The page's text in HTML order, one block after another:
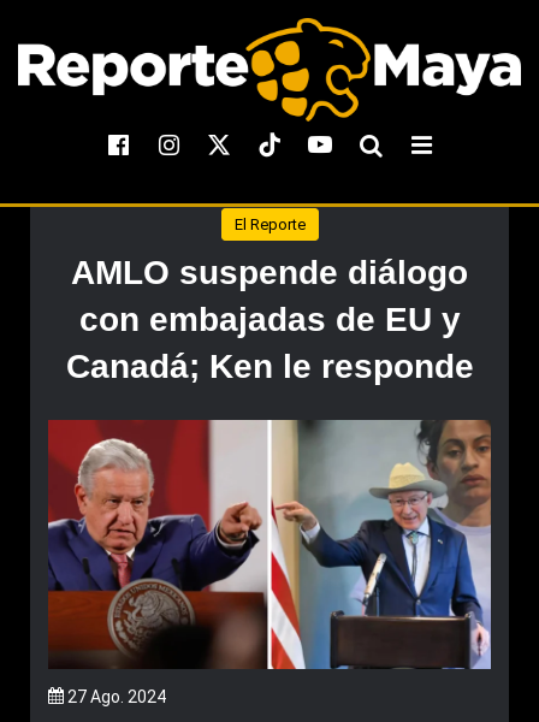
El Reporte
AMLO suspende diálogo
con embajadas de EU y
Canadá; Ken le responde
27 Ago. 2024